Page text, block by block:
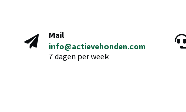
Mail
info@actievehonden.com
7 dagen per week